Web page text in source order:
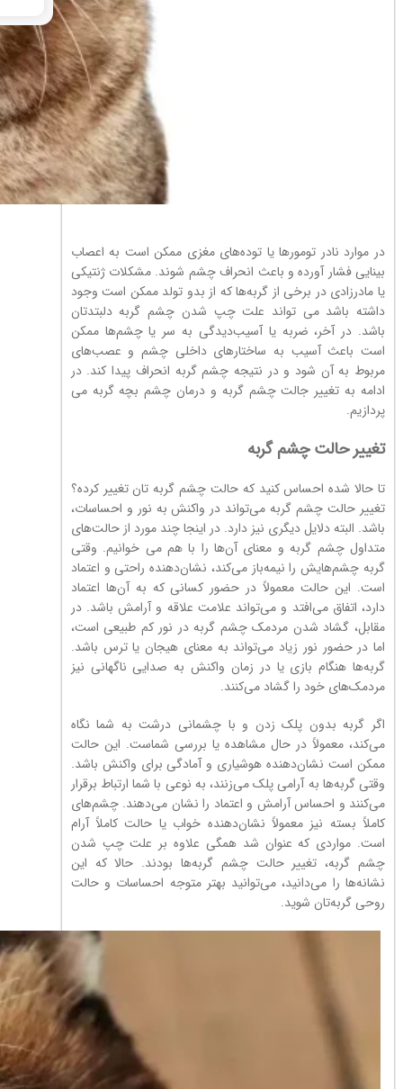
در موارد نادر تومورها یا توده‌های مغزی ممکن است به اعصاب
بینایی فشار آورده و باعث انحراف چشم شوند. مشکلات ژنتیکی
یا مادرزادی در برخی از گربه‌ها که از بدو تولد ممکن است وجود
داشته باشد می تواند علت چپ شدن چشم گربه دلبتدتان
باشد. در آخر، ضربه یا آسیب‌دیدگی به سر یا چشم‌ها ممکن
است باعث آسیب به ساختارهای داخلی چشم و عصب‌های
مربوط به آن شود و در نتیجه چشم گربه انحراف پیدا کند. در
ادامه به تغییر جالت چشم گربه و درمان چشم بچه گربه می
پردازیم.
تغییر حالت چشم گربه
تا حالا شده احساس کنید که حالت چشم گربه تان تغییر کرده؟
تغییر حالت چشم گربه می‌تواند در واکنش به نور و احساسات،
باشد. البته دلایل دیگری نیز دارد. در اینجا چند مورد از حالت‌های
متداول چشم گربه و معنای آن‌ها را با هم می خوانیم. وقتی
گربه چشم‌هایش را نیمه‌باز می‌کند، نشان‌دهنده راحتی و اعتماد
است. این حالت معمولاً در حضور کسانی که به آن‌ها اعتماد
دارد، اتفاق می‌افتد و می‌تواند علامت علاقه و آرامش باشد. در
مقابل، گشاد شدن مردمک چشم گربه در نور کم طبیعی است،
اما در حضور نور زیاد می‌تواند به معنای هیجان یا ترس باشد.
گربه‌ها هنگام بازی یا در زمان واکنش به صدایی ناگهانی نیز
مردمک‌های خود را گشاد می‌کنند.
اگر گربه بدون پلک زدن و با چشمانی درشت به شما نگاه
می‌کند، معمولاً در حال مشاهده یا بررسی شماست. این حالت
ممکن است نشان‌دهنده هوشیاری و آمادگی برای واکنش باشد.
وقتی گربه‌ها به آرامی پلک می‌زنند، به نوعی با شما ارتباط برقرار
می‌کنند و احساس آرامش و اعتماد را نشان می‌دهند. چشم‌های
کاملاً بسته نیز معمولاً نشان‌دهنده خواب یا حالت کاملاً آرام
است. مواردی که عنوان شد همگی علاوه بر علت چپ شدن
چشم گربه، تغییر حالت چشم گربه‌ها بودند. حالا که این
نشانه‌ها را می‌دانید، می‌توانید بهتر متوجه احساسات و حالت
روحی گربه‌تان شوید.